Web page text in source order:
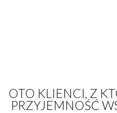
OTO KLIENCI, Z
PRZYJEMNOŚĆ